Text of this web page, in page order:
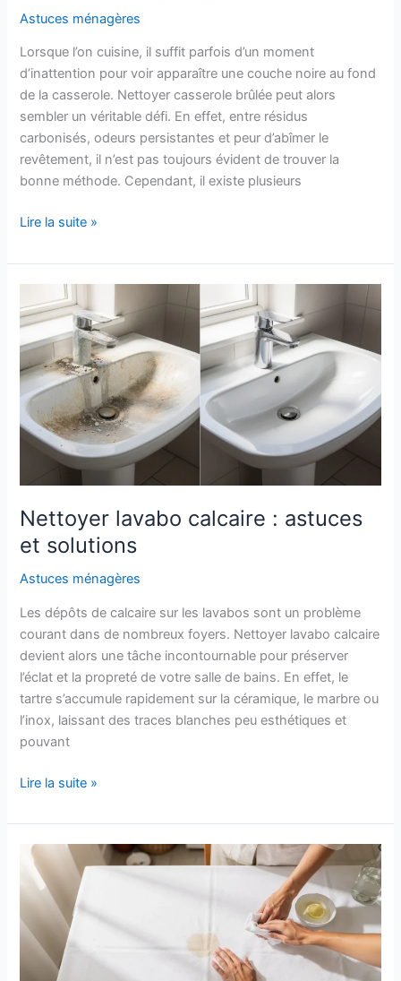
Astuces ménagères
Lorsque l’on cuisine, il suffit parfois d’un moment
d’inattention pour voir apparaître une couche noire au fond
de la casserole. Nettoyer casserole brûlée peut alors
sembler un véritable défi. En effet, entre résidus
carbonisés, odeurs persistantes et peur d’abîmer le
revêtement, il n’est pas toujours évident de trouver la
bonne méthode. Cependant, il existe plusieurs
Nettoyer
brûlée
:
solutions
et
astuces
Lire la suite »
Nettoyer lavabo calcaire : astuces
et solutions
Astuces ménagères
Les dépôts de calcaire sur les lavabos sont un problème
courant dans de nombreux foyers. Nettoyer lavabo calcaire
devient alors une tâche incontournable pour préserver
l’éclat et la propreté de votre salle de bains. En effet, le
tartre s’accumule rapidement sur la céramique, le marbre ou
l’inox, laissant des traces blanches peu esthétiques et
pouvant
Nettoyer
calcaire
astuces
et
solutions
Lire la suite »